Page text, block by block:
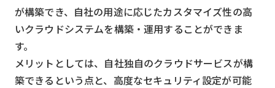
が構築でき、自社の用途に応じたカスタマイズ性の高
いクラウドシステムを構築・運用することができま
す。
メリットとしては、自社独自のクラウドサービスが構
築できるという点と、高度なセキュリティ設定が可能